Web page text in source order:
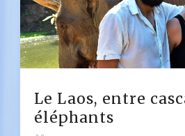
Le Laos, entre
éléphants